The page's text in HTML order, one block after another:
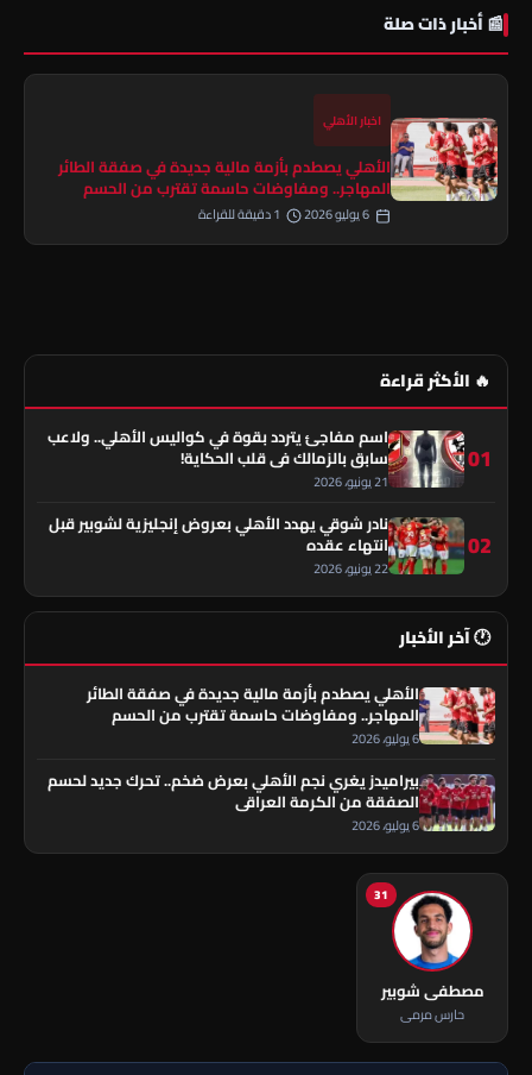
📰 أخبار ذات صلة
اخبار الأهلي
الأهلي يصطدم بأزمة مالية جديدة في صفقة الطائر
المهاجر.. ومفاوضات حاسمة تقترب من الحسم
🔥 الأكثر قراءة
01
اسم مفاجئ يتردد بقوة في كواليس الأهلي.. ولاعب
سابق بالزمالك في قلب الحكاية!
21 يونيو، 2026
02
نادر شوقي يهدد الأهلي بعروض إنجليزية لشوبير قبل
انتهاء عقده
22 يونيو، 2026
🕐 آخر الأخبار
الأهلي يصطدم بأزمة مالية جديدة في صفقة الطائر
المهاجر.. ومفاوضات حاسمة تقترب من الحسم
6 يوليو، 2026
بيراميدز يغري نجم الأهلي بعرض ضخم.. تحرك جديد لحسم
الصفقة من الكرمة العراقي
6 يوليو، 2026
31
مصطفى شوبير
حارس مرمى